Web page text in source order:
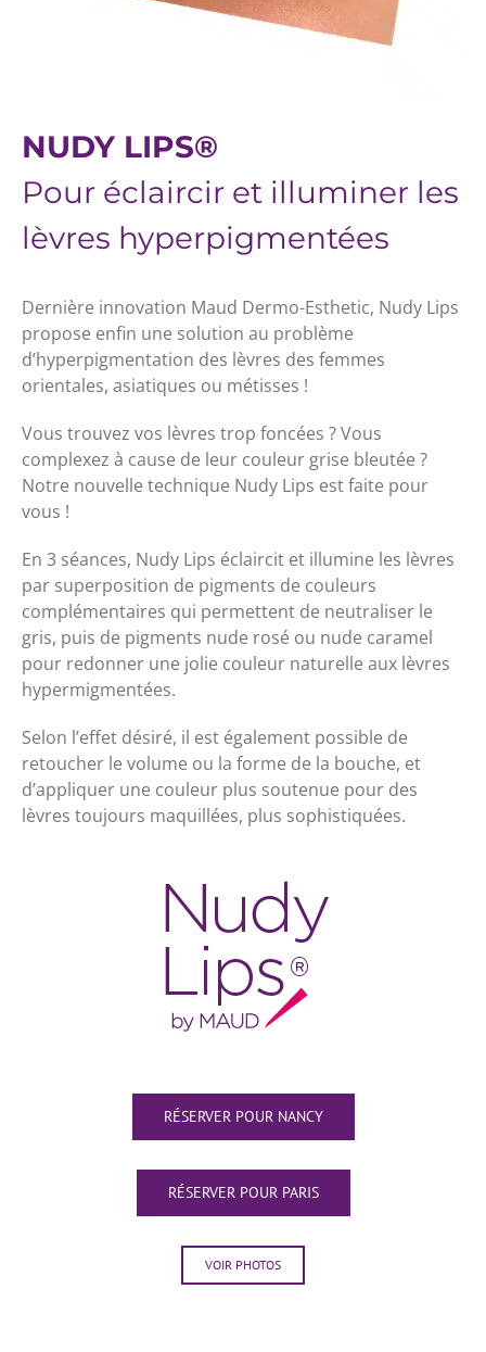
NUDY LIPS®
Pour éclaircir et illuminer les
lèvres hyperpigmentées
Dernière innovation Maud Dermo-Esthetic, Nudy Lips
propose enfin une solution au problème
d’hyperpigmentation des lèvres des femmes
orientales, asiatiques ou métisses !
Vous trouvez vos lèvres trop foncées ? Vous
complexez à cause de leur couleur grise bleutée ?
Notre nouvelle technique Nudy Lips est faite pour
vous !
En 3 séances, Nudy Lips éclaircit et illumine les lèvres
par superposition de pigments de couleurs
complémentaires qui permettent de neutraliser le
gris, puis de pigments nude rosé ou nude caramel
pour redonner une jolie couleur naturelle aux lèvres
hypermigmentées.
Selon l’effet désiré, il est également possible de
retoucher le volume ou la forme de la bouche, et
d’appliquer une couleur plus soutenue pour des
lèvres toujours maquillées, plus sophistiquées.
RÉSERVER POUR NANCY
RÉSERVER POUR PARIS
VOIR PHOTOS